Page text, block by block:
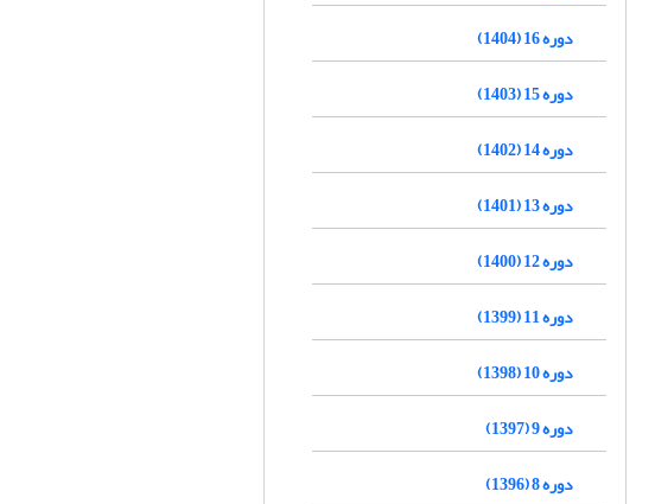
دوره 16 (1404)
دوره 15 (1403)
دوره 14 (1402)
دوره 13 (1401)
دوره 12 (1400)
دوره 11 (1399)
دوره 10 (1398)
دوره 9 (1397)
دوره 8 (1396)